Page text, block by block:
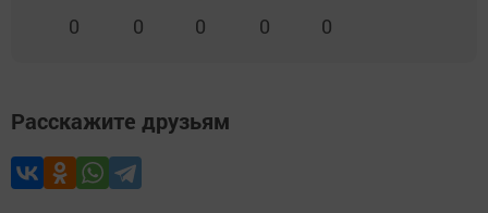
0 0 0 0 0
Расскажите друзьям